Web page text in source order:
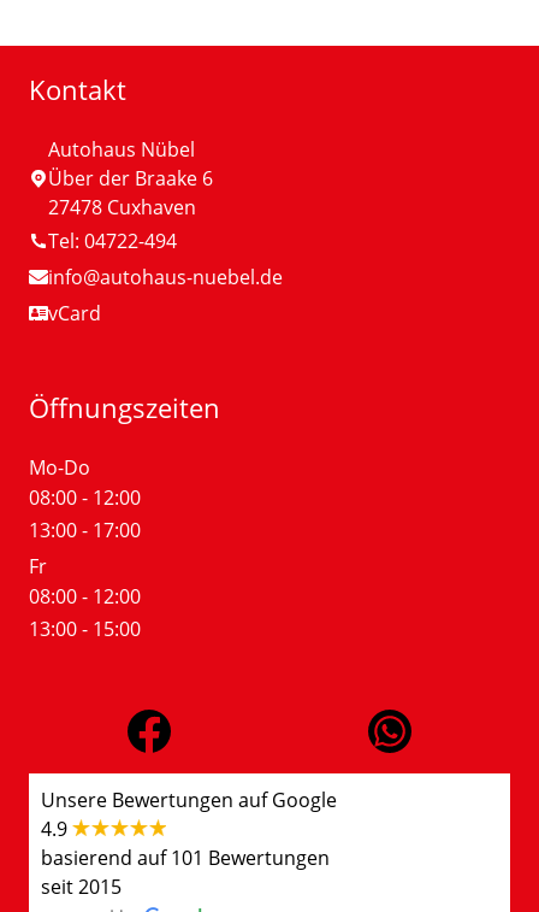
Kontakt
Autohaus Nübel
Über der Braake 6
27478 Cuxhaven
Tel: 04722-494
info@autohaus-nuebel.de
vCard
Öffnungszeiten
Mo-Do
08:00 - 12:00
13:00 - 17:00
Fr
08:00 - 12:00
13:00 - 15:00
Unsere Bewertungen auf Google
4.9
basierend auf 101 Bewertungen
seit 2015